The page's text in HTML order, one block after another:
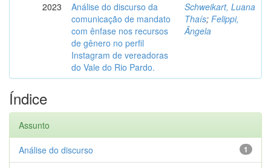
2023
Análise do discurso da
comunicação de mandato
com ênfase nos recursos
de gênero no perfil
Instagram de vereadoras
do Vale do Rio Pardo.
Schweikart, Luana
Thaís; Felippi,
Ângela
Índice
Assunto
1
Análise do discurso